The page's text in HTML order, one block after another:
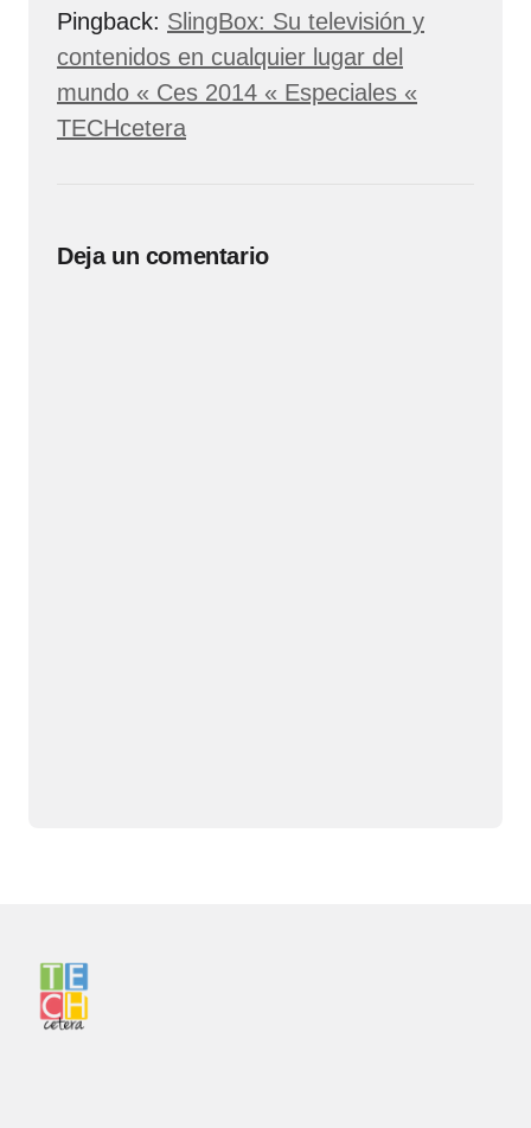
Pingback: SlingBox: Su televisión y
contenidos en cualquier lugar del
mundo « Ces 2014 « Especiales «
TECHcetera
Deja un comentario